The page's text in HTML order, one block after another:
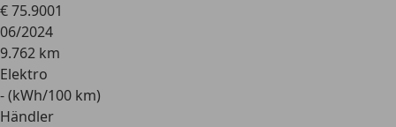
€ 75.9001
06/2024
9.762 km
Elektro
- (kWh/100 km)
Händler